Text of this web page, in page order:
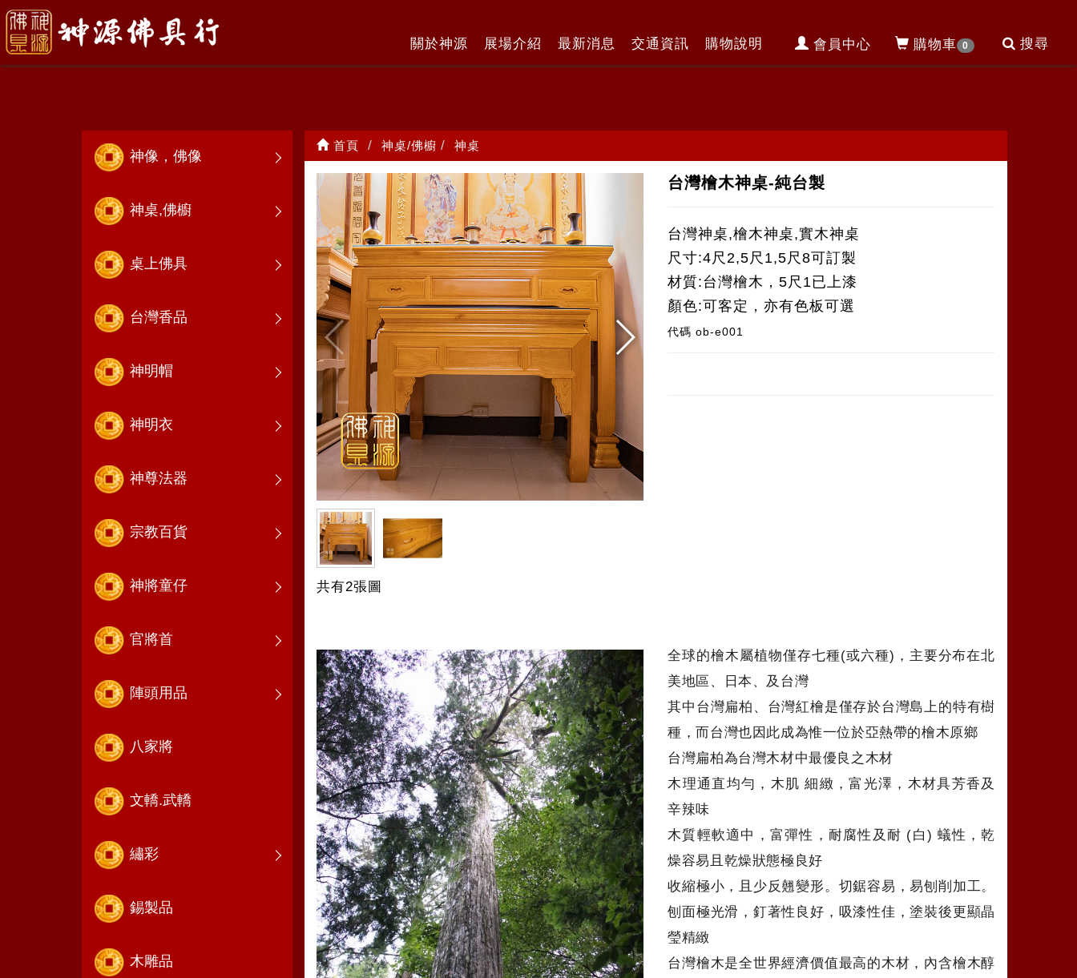
會員中心 購物車 0 搜尋
關於神源 展場介紹 最新消息 交通資訊 購物說明
神桌
神像，佛像
神桌,佛櫥
桌上佛具
台灣香品
神明帽
神明衣
神尊法器
宗教百貨
神將童仔
官將首
陣頭用品
八家將
文轎.武轎
繡彩
錫製品
木雕品
首頁 神桌/佛櫥 神桌
共有2張圖
台灣檜木神桌-純台製
台灣神桌,檜木神桌,實木神桌
尺寸:4尺2,5尺1,5尺8可訂製
材質:台灣檜木，5尺1已上漆
顏色:可客定，亦有色板可選
代碼ob-e001
全球的檜木屬植物僅存七種(或六種)，主要分布在北
美地區、日本、及台灣
其中台灣扁柏、台灣紅檜是僅存於台灣島上的特有樹
種，而台灣也因此成為惟一位於亞熱帶的檜木原鄉
台灣扁柏為台灣木材中最優良之木材
木理通直均勻，木肌 細緻，富光澤，木材具芳香及
辛辣味
木質輕軟適中，富彈性，耐腐性及耐 (白) 蟻性，乾
燥容易且乾燥狀態極良好
收縮極小，且少反翹變形。切鋸容易，易刨削加工。
刨面極光滑，釘著性良好，吸漆性佳，塗裝後更顯晶
瑩精緻
台灣檜木是全世界經濟價值最高的木材，內含檜木醇